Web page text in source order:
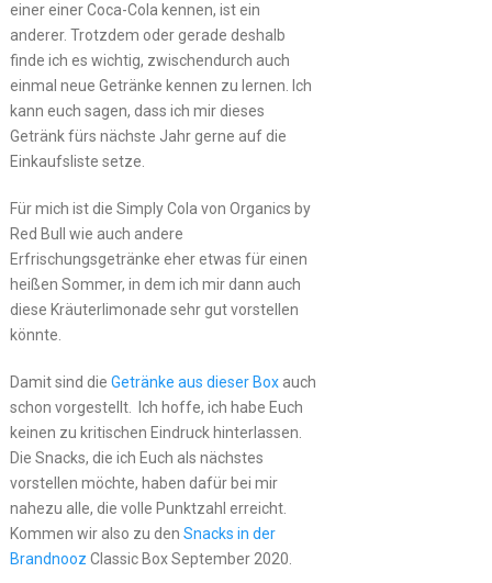
einer einer Coca-Cola kennen, ist ein
anderer. Trotzdem oder gerade deshalb
finde ich es wichtig, zwischendurch auch
einmal neue Getränke kennen zu lernen. Ich
kann euch sagen, dass ich mir dieses
Getränk fürs nächste Jahr gerne auf die
Einkaufsliste setze.
Für mich ist die Simply Cola von Organics by
Red Bull wie auch andere
Erfrischungsgetränke eher etwas für einen
heißen Sommer, in dem ich mir dann auch
diese Kräuterlimonade sehr gut vorstellen
könnte.
Damit sind die Getränke aus dieser Boxauch
schon vorgestellt. Ich hoffe, ich habe Euch
keinen zu kritischen Eindruck hinterlassen.
Die Snacks, die ich Euch als nächstes
vorstellen möchte, haben dafür bei mir
nahezu alle, die volle Punktzahl erreicht.
Kommen wir also zu den Snacks in der
Brandnooz Classic Box September 2020.